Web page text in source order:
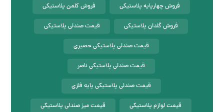
فروش چهارپایه پلاستیکی فروش کلمن پلاستیکی
فروش گلدان پلاستیکی قیمت صندلی پلاستیکی
قیمت صندلی پلاستیکی حصیری
قیمت صندلی پلاستیکی ناصر
قیمت صندلی پلاستیکی پایه فلزی
قیمت لوازم پلاستیکی قیمت میز صندلی پلاستیکی